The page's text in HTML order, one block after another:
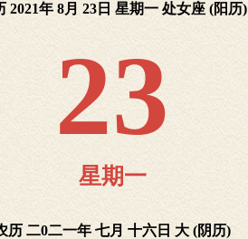
2021年 8月 23日 星期一 处女座 (阳历)
23
星期一
历 二0二一年 七月 十六日 大 (阴历)